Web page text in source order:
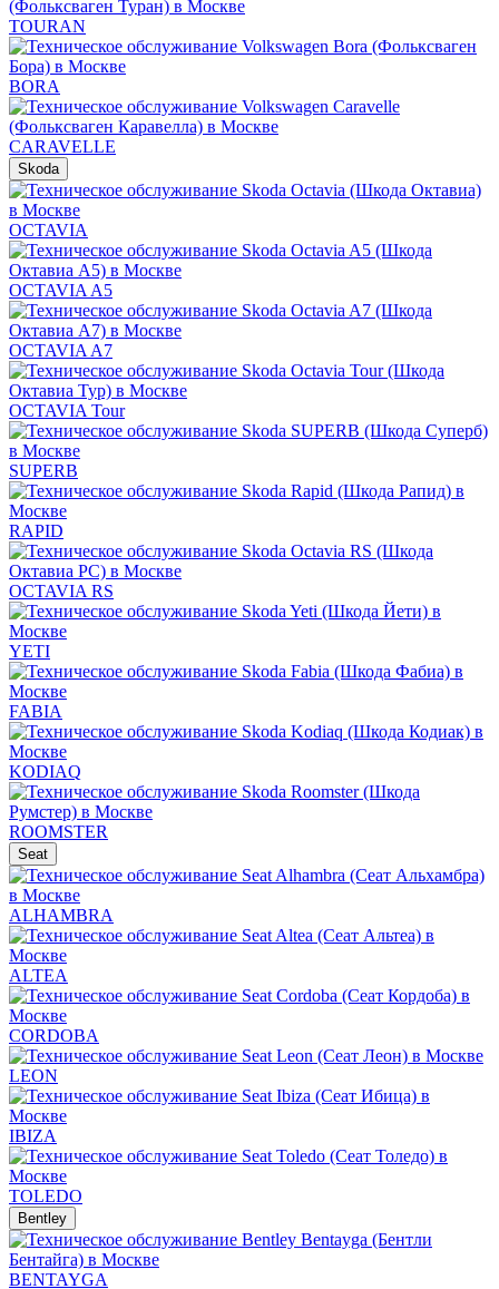
TOURAN
BORA
CARAVELLE
Skoda
OCTAVIA
OCTAVIA A5
OCTAVIA A7
OCTAVIA Tour
SUPERB
RAPID
OCTAVIA RS
YETI
FABIA
KODIAQ
ROOMSTER
Seat
ALHAMBRA
ALTEA
CORDOBA
LEON
IBIZA
TOLEDO
Bentley
BENTAYGA